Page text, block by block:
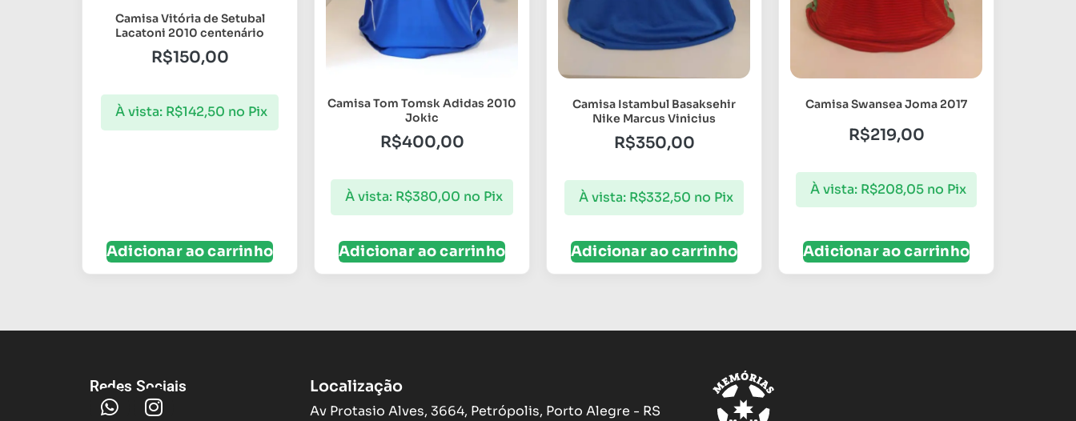
Camisa Vitória de Setubal
Lacatoni 2010 centenário
R$150,00
À vista: R$142,50 no Pix
Adicionar ao carrinho
Camisa Tom Tomsk Adidas 2010
Jokic
R$400,00
À vista: R$380,00 no Pix
Adicionar ao carrinho
Camisa Istambul Basaksehir
Nike Marcus Vinicius
R$350,00
À vista: R$332,50 no Pix
Adicionar ao carrinho
Camisa Swansea Joma 2017
R$219,00
À vista: R$208,05 no Pix
Adicionar ao carrinho
Redes Sociais Localização
Av Protasio Alves, 3664, Petrópolis, Porto Alegre - RS